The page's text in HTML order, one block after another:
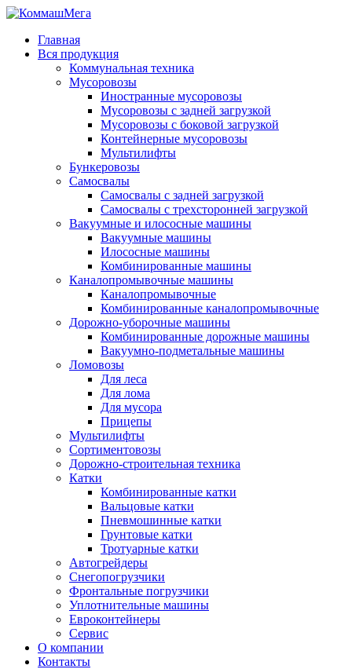
Главная
Вся продукция
Коммунальная техника
Мусоровозы
Иностранные мусоровозы
Мусоровозы с задней загрузкой
Мусоровозы с боковой загрузкой
Контейнерные мусоровозы
Мультилифты
Бункеровозы
Самосвалы
Самосвалы с задней загрузкой
Самосвалы с трехсторонней загрузкой
Вакуумные и илососные машины
Вакуумные машины
Илососные машины
Комбинированные машины
Каналопромывочные машины
Каналопромывочные
Комбинированные каналопромывочные
Дорожно-уборочные машины
Комбинированные дорожные машины
Вакуумно-подметальные машины
Ломовозы
Для леса
Для лома
Для мусора
Прицепы
Мультилифты
Сортиментовозы
Дорожно-строительная техника
Катки
Комбинированные катки
Вальцовые катки
Пневмошинные катки
Грунтовые катки
Тротуарные катки
Автогрейдеры
Снегопогрузчики
Фронтальные погрузчики
Уплотнительные машины
Евроконтейнеры
Сервис
О компании
Контакты